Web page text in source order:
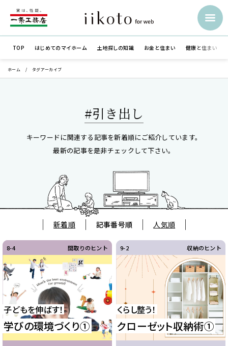
TOP はじめての マイホーム 土地探しの知識 お金と住まい 健康と住まい
ホーム タグアーカイブ
#引き出し
キーワードに関連する記事を新着順にご紹介しています。
最新の記事を是非チェックして下さい。
新着順 記事番号順 人気順
8-4 間取りのヒント
子どもを伸ばす！
学びの環境づくり①
9-2 収納のヒント
くらし整う！
クローゼット収納術①